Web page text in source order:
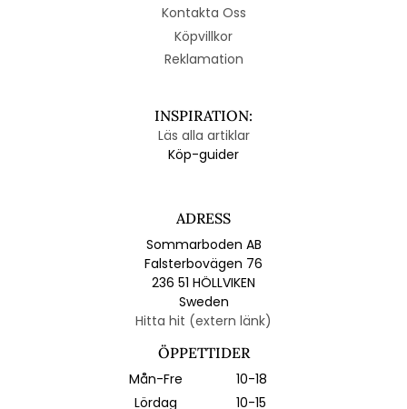
Kontakta Oss
Köpvillkor
Reklamation
INSPIRATION:
Läs alla artiklar
Köp-guider
ADRESS
Sommarboden AB
Falsterbovägen 76
236 51 HÖLLVIKEN
Sweden
Hitta hit (extern länk)
ÖPPETTIDER
Mån-Fre
10-18
Lördag
10-15